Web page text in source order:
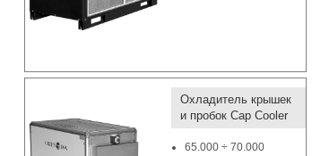
Охладитель крышек
и пробок Cap Cooler
65.000 ÷ 70.000